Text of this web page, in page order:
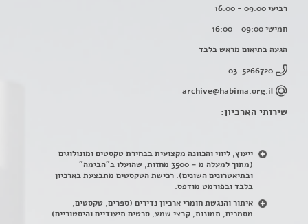
רביעי 09:00 - 16:00
חמישי 09:00 - 16:00
הגעה בתיאום מראש בלבד
03-5266720
archive@habima.org.il
שירותי הארכיון:
ייעוץ, ליווי והכוונה מקצועית בבחירת טקסטים ומונולוגים
(מתוך למעלה מ – 3500 מחזות, שהועלו ב"הבימה"
ובתיאטרונים השונים). רכישת הטקסטים מתבצעת בארכיון
בלבד ובפורמט מודפס.
איתור והנגשת חומרי ארכיון נדירים (ספרים, טקסטים,
מסמכים, תמונות, קבצי שמע, סרטים תיעודיים והיסטוריים)